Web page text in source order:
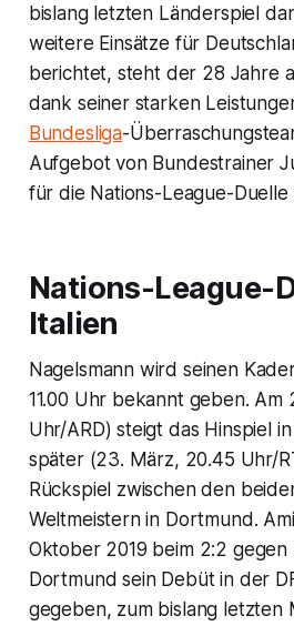
bislang letzten Länderspiel
weitere Einsätze für
berichtet, steht der 28 Jahre
dank seiner starken
Bundesliga-
Aufgebot von Bundestrainer
für die Nations-League-Duelle
Nations-League-
Italien
Nagelsmann wird seinen
11.00 Uhr bekannt geben. Am
Uhr/ARD) steigt das Hinspiel
später (23. März, 20.45 Uhr/
Rückspiel zwischen den
Weltmeistern in Dortmund.
Oktober 2019 beim 2:2 gegen
Dortmund sein Debüt in der
gegeben, zum bislang letzten